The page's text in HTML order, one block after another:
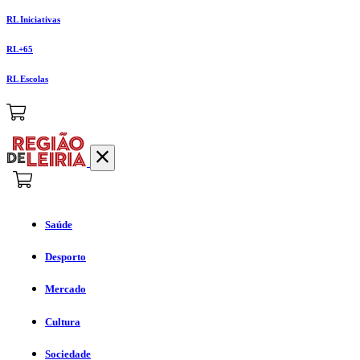
RL Iniciativas
RL+65
RL Escolas
Saúde
Desporto
Mercado
Cultura
Sociedade